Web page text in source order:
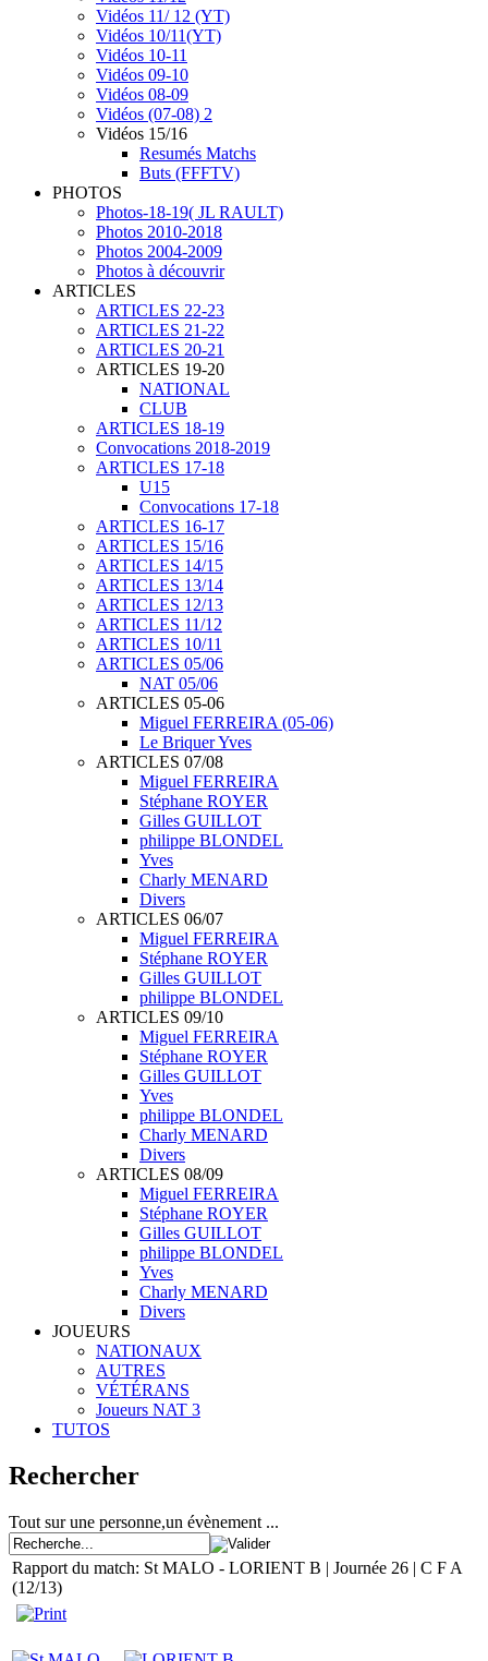
Vidéos 11/ 12 (YT)
Vidéos 10/11(YT)
Vidéos 10-11
Vidéos 09-10
Vidéos 08-09
Vidéos (07-08) 2
Vidéos 15/16
Resumés Matchs
Buts (FFFTV)
PHOTOS
Photos-18-19( JL RAULT)
Photos 2010-2018
Photos 2004-2009
Photos à découvrir
ARTICLES
ARTICLES 22-23
ARTICLES 21-22
ARTICLES 20-21
ARTICLES 19-20
NATIONAL
CLUB
ARTICLES 18-19
Convocations 2018-2019
ARTICLES 17-18
U15
Convocations 17-18
ARTICLES 16-17
ARTICLES 15/16
ARTICLES 14/15
ARTICLES 13/14
ARTICLES 12/13
ARTICLES 11/12
ARTICLES 10/11
ARTICLES 05/06
NAT 05/06
ARTICLES 05-06
Miguel FERREIRA (05-06)
Le Briquer Yves
ARTICLES 07/08
Miguel FERREIRA
Stéphane ROYER
Gilles GUILLOT
philippe BLONDEL
Yves
Charly MENARD
Divers
ARTICLES 06/07
Miguel FERREIRA
Stéphane ROYER
Gilles GUILLOT
philippe BLONDEL
ARTICLES 09/10
Miguel FERREIRA
Stéphane ROYER
Gilles GUILLOT
Yves
philippe BLONDEL
Charly MENARD
Divers
ARTICLES 08/09
Miguel FERREIRA
Stéphane ROYER
Gilles GUILLOT
philippe BLONDEL
Yves
Charly MENARD
Divers
JOUEURS
NATIONAUX
AUTRES
VÉTÉRANS
Joueurs NAT 3
TUTOS
Rechercher
Tout sur une personne,un évènement ...
Rapport du match: St MALO - LORIENT B | Journée 26 | C F A
(12/13)